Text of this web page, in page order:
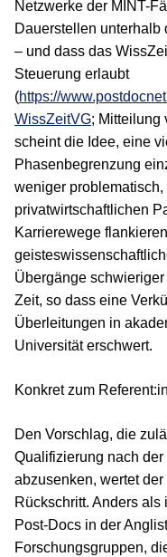
Netzwerke der MINT-
Dauerstellen unterhalb
– und dass das
Steuerung erlaubt
(https://
WissZeitVG; Mitteilung
scheint die Idee, eine
Phasenbegrenzung
weniger
privatwirtschaftlichen
Karrierewege
Übergänge
Zeit, so dass eine
Überleitungen in
Universität erschwert.
Konkret zum
Den Vorschlag, die
Qualifizierung nach
abzusenken, wertet
Rückschritt. Anders
Post-Docs in der
Forschungsgruppen,